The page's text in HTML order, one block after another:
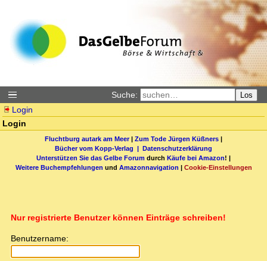
Suche: Los
Login
Login
Fluchtburg autark am Meer| Zum Tode Jürgen Küßners |
Bücher vom Kopp-Verlag | Datenschutzerklärung
Unterstützen Sie das Gelbe Forum durch Käufe bei Amazon! |
Weitere Buchempfehlungen und Amazonnavigation | Cookie-Einstellungen
Nur registrierte Benutzer können Einträge schreiben!
Benutzername: